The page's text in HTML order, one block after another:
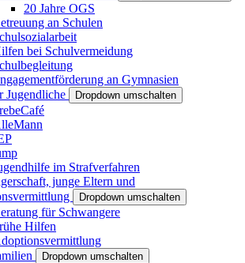
20 Jahre OGS
an Schulen
bei Schulvermeidung
an Gymnasien
Jugendliche
Dropdown umschalten
im Strafverfahren
junge Eltern und
Dropdown umschalten
für Schwangere
Hilfen
Dropdown umschalten